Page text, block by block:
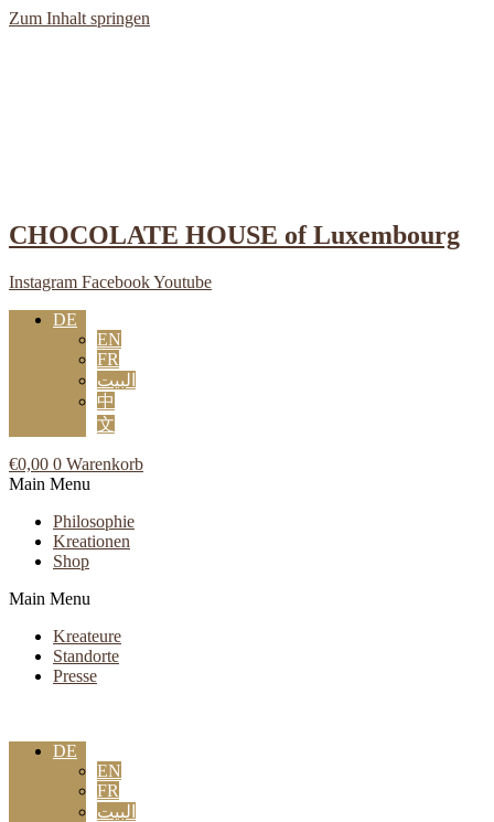
Zum Inhalt springen
CHOCOLATE HOUSE of Luxembourg
Instagram FacebookYoutube
DE
EN
FR
البيت
中
文
€0,00 0 Warenkorb
Main Menu
Philosophie
Kreationen
Shop
Main Menu
Kreateure
Standorte
Presse
DE
EN
FR
البيت